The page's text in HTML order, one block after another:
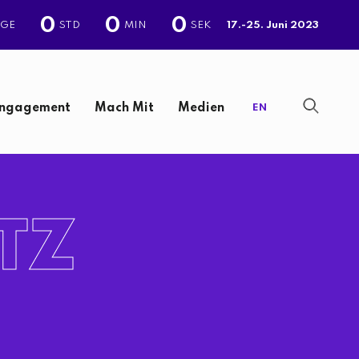
0 STD 0 MIN 0 SEK 17.-25. Juni 2023
Mach Mit Medien EN